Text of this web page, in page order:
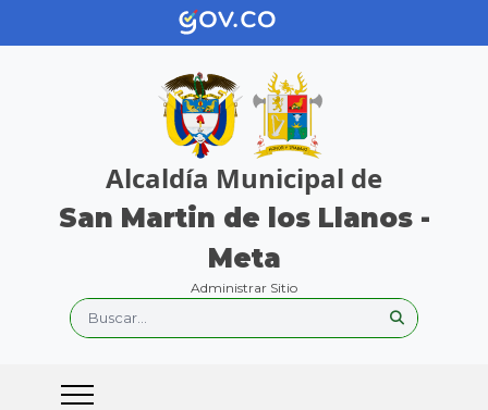
Alcaldía Municipal de
San Martin de los Llanos -
Meta
Administrar Sitio
Buscar...